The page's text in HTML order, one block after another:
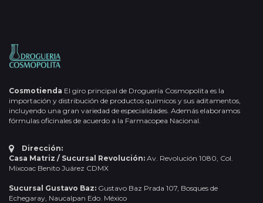
Cosmotienda El giro principal de Droguería Cosmopolita es la
importación y distribución de productos químicos y sus aditamentos,
incluyendo una gran variedad de especialidades. Además elaboramos
fórmulas oficinales de acuerdo a la Farmacopea Nacional.
Dirección:
Casa Matriz / Sucursal Revolución: Av. Revolución 1080, Col.
Mixcoac Benito Juárez CDMX
Sucursal Gustavo Baz: Gustavo Baz Prada 107, Bosques de
Echegaray, Naucalpan Edo. México